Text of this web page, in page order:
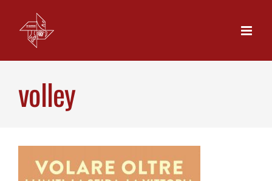
content
volley